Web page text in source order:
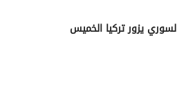
يزور تركيا الخميس